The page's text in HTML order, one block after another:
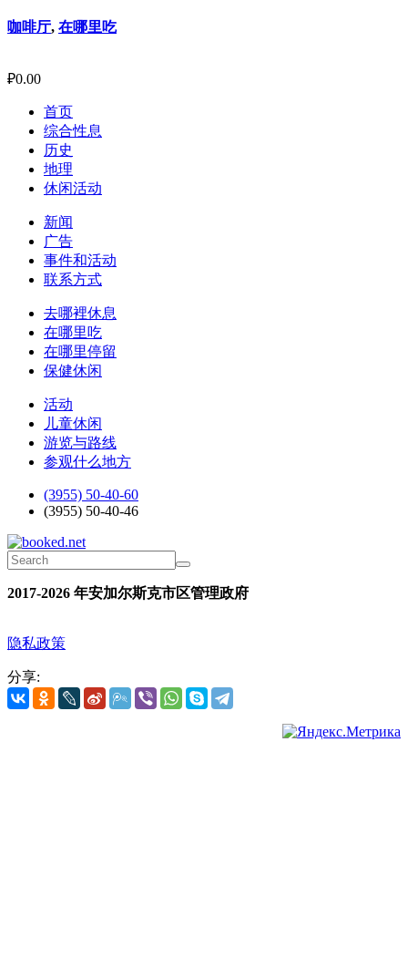
咖啡厅, 在哪里吃
₽0.00
首页
综合性息
历史
地理
休闲活动
新闻
广告
事件和活动
联系方式
去哪裡休息
在哪里吃
在哪里停留
保健休闲
活动
儿童休闲
游览与路线
参观什么地方
(3955) 50-40-60
(3955) 50-40-46
2017-2026 年安加尔斯克市区管理政府
隐私政策
分享: